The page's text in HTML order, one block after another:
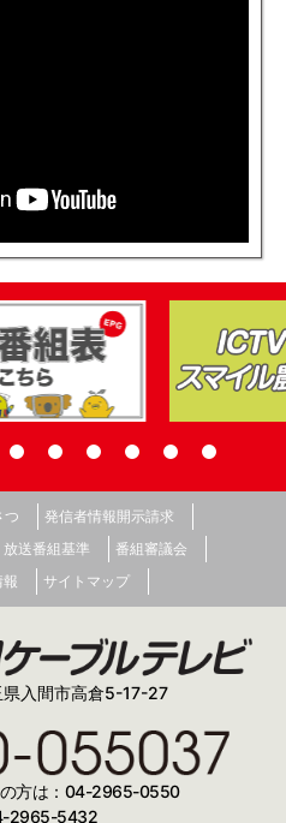
つ
発信者情報開示請求
放送番組基準
番組審議会
報 サイトマップ
入間市高倉5-17-27
方は：04-2965-0550
2965-5432